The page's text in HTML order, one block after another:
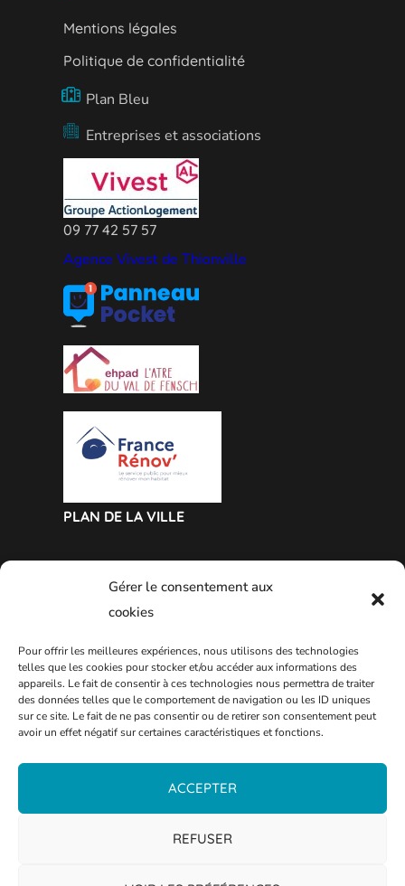
Gérer le consentement aux
cookies
Pour offrir les meilleures expériences, nous utilisons des technologies
telles que les cookies pour stocker et/ou accéder aux informations des
appareils. Le fait de consentir à ces technologies nous permettra de traiter
des données telles que le comportement de navigation ou les ID uniques
sur ce site. Le fait de ne pas consentir ou de retirer son consentement peut
avoir un effet négatif sur certaines caractéristiques et fonctions.
ACCEPTER
REFUSER
Mentions légales
Politique de confidentialité
Plan Bleu
Entreprises et associations
09 77 42 57 57
Agence Vivest de Thionville
PLAN DE LA VILLE